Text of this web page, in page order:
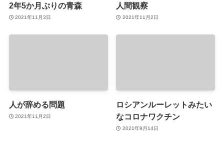
2年5か月ぶりの青森
2021年11月3日
人間観察
2021年11月2日
人が辞める問題
2021年11月2日
ロシアンルーレットみたい
なコロナワクチン
2021年9月14日